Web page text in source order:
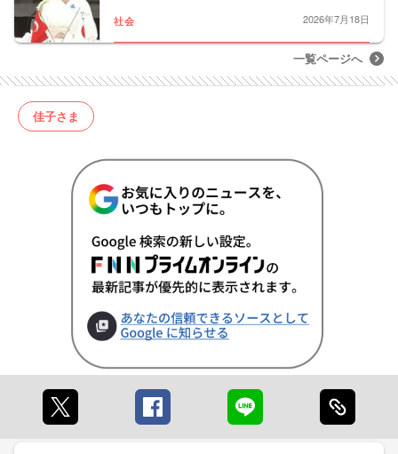
社会 2026年7月18日
一覧ページへ
佳子さま